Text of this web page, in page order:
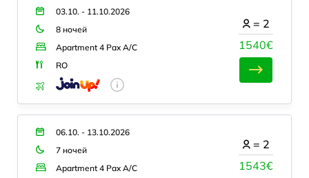
03.10. - 11.10.2026
8 ночей
Apartment 4 Pax A/C
RO
1540€
= 2
06.10. - 13.10.2026
7 ночей
Apartment 4 Pax A/C
1543€
= 2